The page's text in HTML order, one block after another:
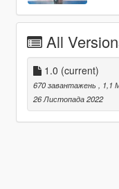
All
1.0 (current)
670 завантажень
, 1,1
26 Листопада 2022